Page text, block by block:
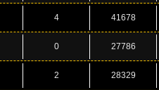
4 41678
0 27786
2 28329